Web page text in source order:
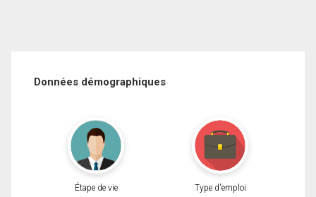
Données démographiques
Étape de vie Type d'emploi